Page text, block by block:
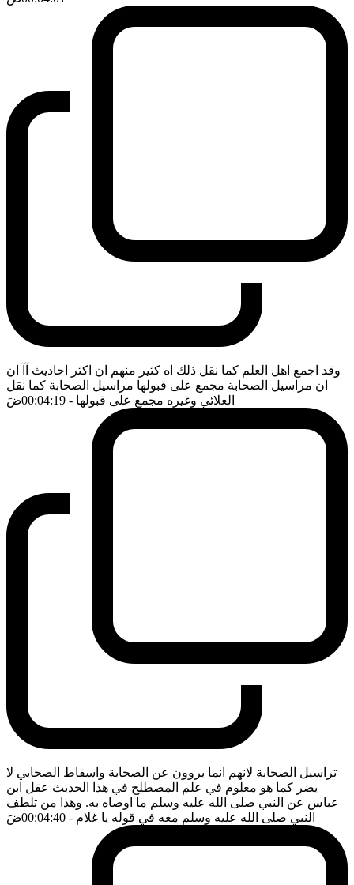
وقد اجمع اهل العلم كما نقل ذلك اه كثير منهم ان اكثر احاديث آآ ان
ان مراسيل الصحابة مجمع على قبولها مراسيل الصحابة كما نقل
العلائي وغيره مجمع على قبولها - 00:04:19 ضَ
تراسيل الصحابة لانهم انما يروون عن الصحابة واسقاط الصحابي لا
يضر كما هو معلوم في علم المصطلح في هذا الحديث عقل ابن
عباس عن النبي صلى الله عليه وسلم ما اوصاه به. وهذا من تلطف
النبي صلى الله عليه وسلم معه في قوله يا غلام - 00:04:40 ضَ